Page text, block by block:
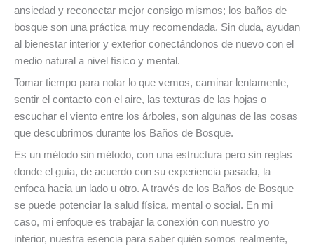
ansiedad y reconectar mejor consigo mismos; los baños de
bosque son una práctica muy recomendada. Sin duda, ayudan
al bienestar interior y exterior conectándonos de nuevo con el
medio natural a nivel físico y mental.
Tomar tiempo para notar lo que vemos, caminar lentamente,
sentir el contacto con el aire, las texturas de las hojas o
escuchar el viento entre los árboles​,​ son algunas de las cosas
que descubrimos durante los Baños de Bosque.
Es un método sin método, con una estructura pero sin reglas
donde el guía​,​ de acuerdo con su experiencia pasada​,​ la
enfoca hacia un lado u otro. A través de los Baños de Bosque
se puede potenciar la salud física, mental o social. En mi
caso, mi enfoque es trabajar la conexión con nuestro yo
interior, nuestra esencia para saber quién somos realmente,